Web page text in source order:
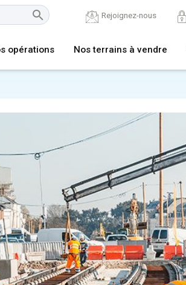
Rejoignez-nous
opérations Nos terrains à vendre